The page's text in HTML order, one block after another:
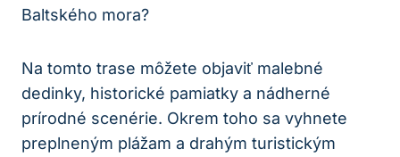
Baltského mora?
Na tomto trase môžete objaviť malebné
dedinky, historické pamiatky a nádherné
prírodné scenérie. Okrem toho sa vyhnete
preplneným plážam a drahým turistickým